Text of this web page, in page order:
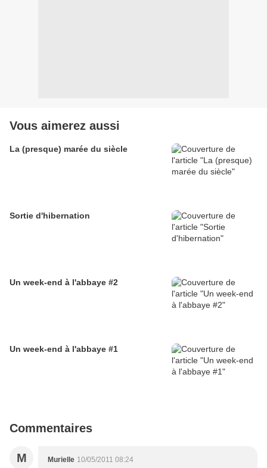
Vous aimerez aussi
La (presque) marée du siècle
Sortie d'hibernation
Un week-end à l'abbaye #2
Un week-end à l'abbaye #1
Commentaires
M Murielle 10/05/2011 08:24